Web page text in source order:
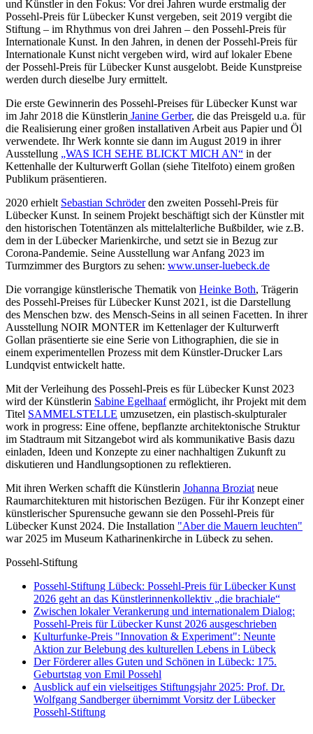
und Künstler in den Fokus: Vor drei Jahren wurde erstmalig der
Possehl-Preis für Lübecker Kunst vergeben, seit 2019 vergibt die
Stiftung – im Rhythmus von drei Jahren – den Possehl-Preis für
Internationale Kunst. In den Jahren, in denen der Possehl-Preis für
Internationale Kunst nicht vergeben wird, wird auf lokaler Ebene
der Possehl-Preis für Lübecker Kunst ausgelobt. Beide Kunstpreise
werden durch dieselbe Jury ermittelt.
Die erste Gewinnerin des Possehl-Preises für Lübecker Kunst war
im Jahr 2018 die Künstlerin Janine Gerber, die das Preisgeld u.a. für
die Realisierung einer großen installativen Arbeit aus Papier und Öl
verwendete. Ihr Werk konnte sie dann im August 2019 in ihrer
Ausstellung „WAS ICH SEHE BLICKT MICH AN“ in der
Kettenhalle der Kulturwerft Gollan (siehe Titelfoto) einem großen
Publikum präsentieren.
2020 erhielt Sebastian Schröderden zweiten Possehl-Preis für
Lübecker Kunst. In seinem Projekt beschäftigt sich der Künstler mit
den historischen Totentänzen als mittelalterliche Bußbilder, wie z.B.
dem in der Lübecker Marienkirche, und setzt sie in Bezug zur
Corona-Pandemie. Seine Ausstellung war Anfang 2023 im
Turmzimmer des Burgtors zu sehen: www.unser-luebeck.de
Die vorrangige künstlerische Thematik von Heinke Both, Trägerin
des Possehl-Preises für Lübecker Kunst 2021, ist die Darstellung
des Menschen bzw. des Mensch-Seins in all seinen Facetten. In ihrer
Ausstellung NOIR MONTER im Kettenlager der Kulturwerft
Gollan präsentierte sie eine Serie von Lithographien, die sie in
einem experimentellen Prozess mit dem Künstler-Drucker Lars
Lundqvist entwickelt hatte.
Mit der Verleihung des Possehl-Preis es für Lübecker Kunst 2023
wird der Künstlerin Sabine Egelhaafermöglicht, ihr Projekt mit dem
Titel SAMMELSTELLE umzusetzen, ein plastisch-skulpturaler
work in progress: Eine offene, bepflanzte architektonische Struktur
im Stadtraum mit Sitzangebot wird als kommunikative Basis dazu
einladen, Ideen und Konzepte zu einer nachhaltigen Zukunft zu
diskutieren und Handlungsoptionen zu reflektieren.
Mit ihren Werken schafft die Künstlerin Johanna Broziat neue
Raumarchitekturen mit historischen Bezügen. Für ihr Konzept einer
künstlerischer Spurensuche gewann sie den Possehl-Preis für
Lübecker Kunst 2024. Die Installation "Aber die Mauern leuchten"
war 2025 im Museum Katharinenkirche in Lübeck zu sehen.
Possehl-Stiftung
Possehl-Stiftung Lübeck: Possehl-Preis für Lübecker Kunst
2026 geht an das Künstlerinnenkollektiv „die brachiale“
Zwischen lokaler Verankerung und internationalem Dialog:
Possehl-Preis für Lübecker Kunst 2026 ausgeschrieben
Kulturfunke-Preis "Innovation & Experiment": Neunte
Aktion zur Belebung des kulturellen Lebens in Lübeck
Der Förderer alles Guten und Schönen in Lübeck: 175.
Geburtstag von Emil Possehl
Ausblick auf ein vielseitiges Stiftungsjahr 2025: Prof. Dr.
Wolfgang Sandberger übernimmt Vorsitz der Lübecker
Possehl-Stiftung